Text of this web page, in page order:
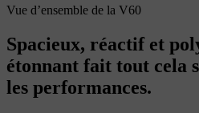
Vue d’ensemble de la V60
Spacieux, réactif et
étonnant fait tout cela
les performances.